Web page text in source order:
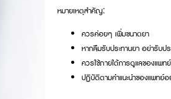
หมายเหตุสำคัญ:
ควรค่อยๆ เพิ่มขนาดยา
หากลืมรับประทานยา อย่ารับปร
ควรใช้ภายใต้การดูแลของแพท
ปฏิบัติตามคำแนะนำของแพทย์อ